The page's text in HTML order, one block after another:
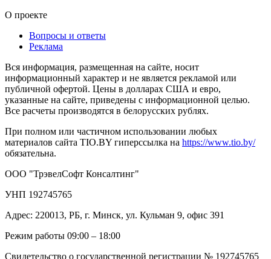
О проекте
Вопросы и ответы
Реклама
Вся информация, размещенная на сайте, носит
информационный характер и не является рекламой или
публичной офертой. Цены в долларах США и евро,
указанные на сайте, приведены с информационной целью.
Все расчеты производятся в белорусских рублях.
При полном или частичном использовании любых
материалов сайта TIO.BY гиперссылка на https://www.tio.by/
обязательна.
ООО "ТрэвелСофт Консалтинг"
УНП 192745765
Адрес: 220013, РБ, г. Минск, ул. Кульман 9, офис 391
Режим работы 09:00 – 18:00
Свидетельство о государственной регистрации № 192745765